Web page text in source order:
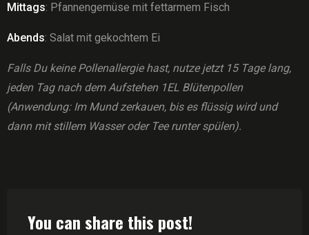
Mittags: Pfannengemüse mit fettarmem Fisch
Abends: Salat mit gekochtem Ei
Falls Du keine Pollenallergie hast, nutze jetzt 15 Tage lang,
jeden Tag nach dem Aufstehen 1EL Blütenpollen
(Anwendung: Im Mund zerkauen, bis es flüssig wird und
dann mit stillem Wasser oder Tee runter spülen).
You can share this post!